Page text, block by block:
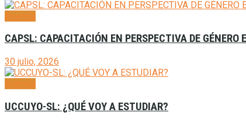
CAPSL: CAPACITACIÓN EN PERSPECTIVA DE GÉNERO
30 julio, 2026
UCCUYO-SL: ¿QUÉ VOY A ESTUDIAR?